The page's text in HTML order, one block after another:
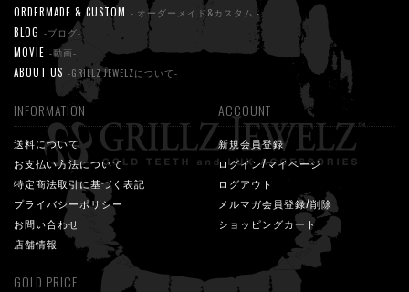
ORDERMADE & CUSTOM - オーダーメイド&カスタム -
BLOG -ブログ-
MOVIE -動画-
ABOUT US -GRILLZ JEWELZについて-
INFORMATION
送料について
お支払い方法について
特定商法取引に基づく表記
プライバシーポリシー
お問い合わせ
店舗情報
ACCOUNT
新規会員登録
ログイン/マイページ
ログアウト
メルマガ会員登録/削除
ショッピングカート
GOLD PRICE